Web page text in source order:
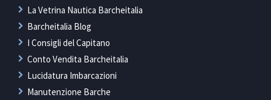
La Vetrina Nautica Barcheitalia
Barcheitalia Blog
I Consigli del Capitano
Conto Vendita Barcheitalia
Lucidatura Imbarcazioni
Manutenzione Barche